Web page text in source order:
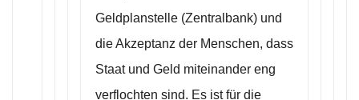
Geldplanstelle (Zentralbank) und
die Akzeptanz der Menschen, dass
Staat und Geld miteinander eng
verflochten sind. Es ist für die